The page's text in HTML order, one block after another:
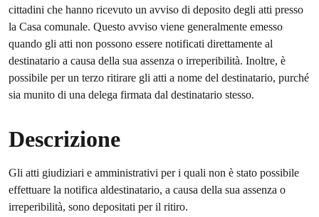
cittadini che hanno ricevuto un avviso di deposito degli atti presso
la Casa comunale. Questo avviso viene generalmente emesso
quando gli atti non possono essere notificati direttamente al
destinatario a causa della sua assenza o irreperibilità. Inoltre, è
possibile per un terzo ritirare gli atti a nome del destinatario, purché
sia munito di una delega firmata dal destinatario stesso.
Descrizione
Gli atti giudiziari e amministrativi per i quali non è stato possibile
effettuare la notifica aldestinatario, a causa della sua assenza o
irreperibilità, sono depositati per il ritiro.